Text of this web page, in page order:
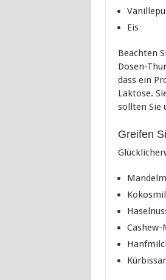
Eis
Beachten
Dosen-
dass ein
Laktose.
sollten Sie
Greifen
Cashew-